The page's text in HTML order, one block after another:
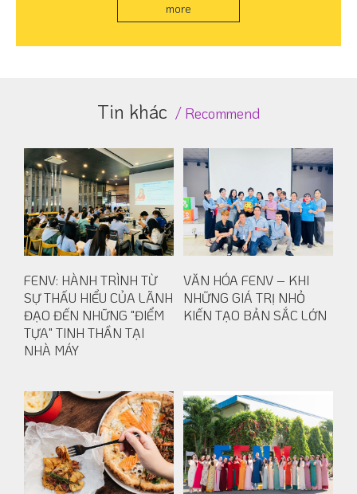
more
Tin khác Recommend
FENV: HÀNH TRÌNH TỪ
SỰ THẤU HIỂU CỦA LÃNH
ĐẠO ĐẾN NHỮNG "ĐIỂM
TỰA" TINH THẦN TẠI
NHÀ MÁY
VĂN HÓA FENV – KHI
NHỮNG GIÁ TRỊ NHỎ
KIẾN TẠO BẢN SẮC LỚN